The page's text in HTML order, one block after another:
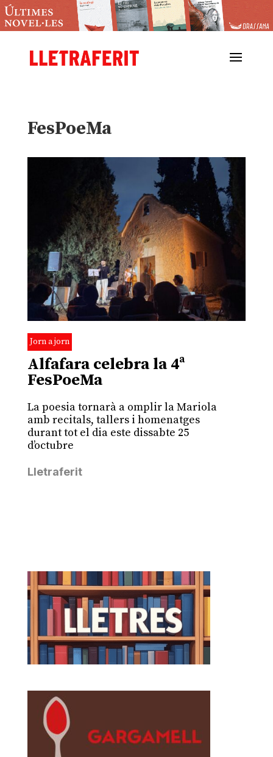
FesPoeMa
Jorn a jorn
Alfafara celebra la 4ª
FesPoeMa
La poesia tornarà a omplir la Mariola
amb recitals, tallers i homenatges
durant tot el dia este dissabte 25
d’octubre
Lletraferit